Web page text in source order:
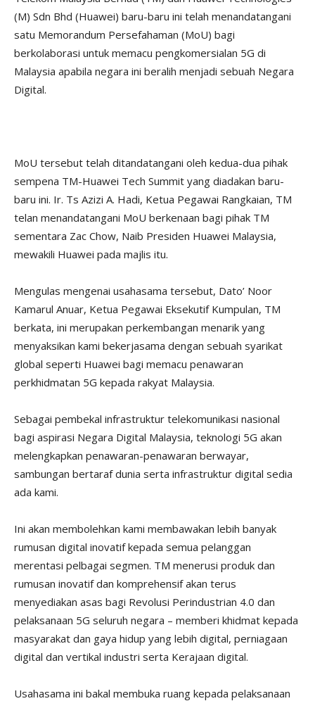
(M) Sdn Bhd (Huawei) baru-baru ini telah menandatangani
satu Memorandum Persefahaman (MoU) bagi
berkolaborasi untuk memacu pengkomersialan 5G di
Malaysia apabila negara ini beralih menjadi sebuah Negara
Digital.
MoU tersebut telah ditandatangani oleh kedua-dua pihak
sempena TM-Huawei Tech Summit yang diadakan baru-
baru ini. Ir. Ts Azizi A. Hadi, Ketua Pegawai Rangkaian, TM
telan menandatangani MoU berkenaan bagi pihak TM
sementara Zac Chow, Naib Presiden Huawei Malaysia,
mewakili Huawei pada majlis itu.
Mengulas mengenai usahasama tersebut, Dato’ Noor
Kamarul Anuar, Ketua Pegawai Eksekutif Kumpulan, TM
berkata, ini merupakan perkembangan menarik yang
menyaksikan kami bekerjasama dengan sebuah syarikat
global seperti Huawei bagi memacu penawaran
perkhidmatan 5G kepada rakyat Malaysia.
Sebagai pembekal infrastruktur telekomunikasi nasional
bagi aspirasi Negara Digital Malaysia, teknologi 5G akan
melengkapkan penawaran-penawaran berwayar,
sambungan bertaraf dunia serta infrastruktur digital sedia
ada kami.
Ini akan membolehkan kami membawakan lebih banyak
rumusan digital inovatif kepada semua pelanggan
merentasi pelbagai segmen. TM menerusi produk dan
rumusan inovatif dan komprehensif akan terus
menyediakan asas bagi Revolusi Perindustrian 4.0 dan
pelaksanaan 5G seluruh negara – memberi khidmat kepada
masyarakat dan gaya hidup yang lebih digital, perniagaan
digital dan vertikal industri serta Kerajaan digital.
Usahasama ini bakal membuka ruang kepada pelaksanaan